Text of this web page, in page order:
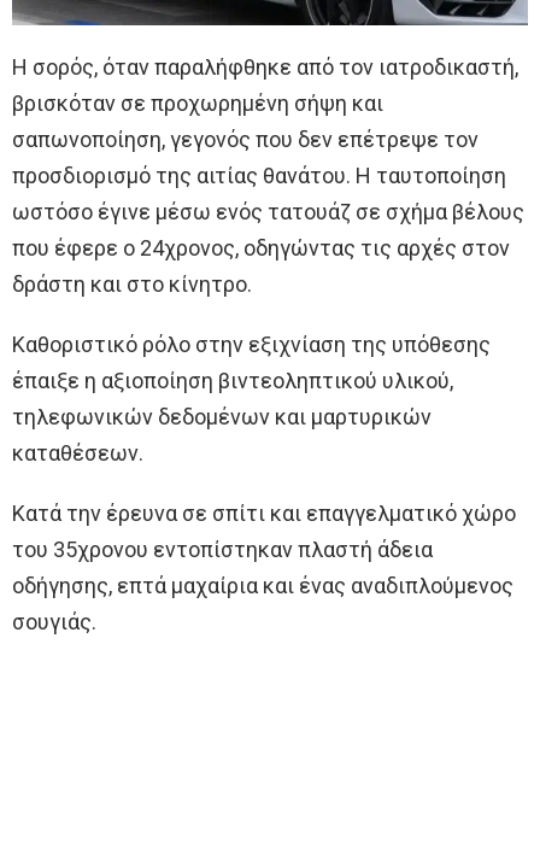
Η σορός, όταν παραλήφθηκε από τον ιατροδικαστή,
βρισκόταν σε προχωρημένη σήψη και
σαπωνοποίηση, γεγονός που δεν επέτρεψε τον
προσδιορισμό της αιτίας θανάτου. Η ταυτοποίηση
ωστόσο έγινε μέσω ενός τατουάζ σε σχήμα βέλους
που έφερε ο 24χρονος, οδηγώντας τις αρχές στον
δράστη και στο κίνητρο.
Καθοριστικό ρόλο στην εξιχνίαση της υπόθεσης
έπαιξε η αξιοποίηση βιντεοληπτικού υλικού,
τηλεφωνικών δεδομένων και μαρτυρικών
καταθέσεων.
Κατά την έρευνα σε σπίτι και επαγγελματικό χώρο
του 35χρονου εντοπίστηκαν πλαστή άδεια
οδήγησης, επτά μαχαίρια και ένας αναδιπλούμενος
σουγιάς.